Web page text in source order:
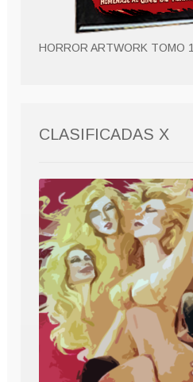
HORROR ARTWORK TOMO 1
CLASIFICADAS X